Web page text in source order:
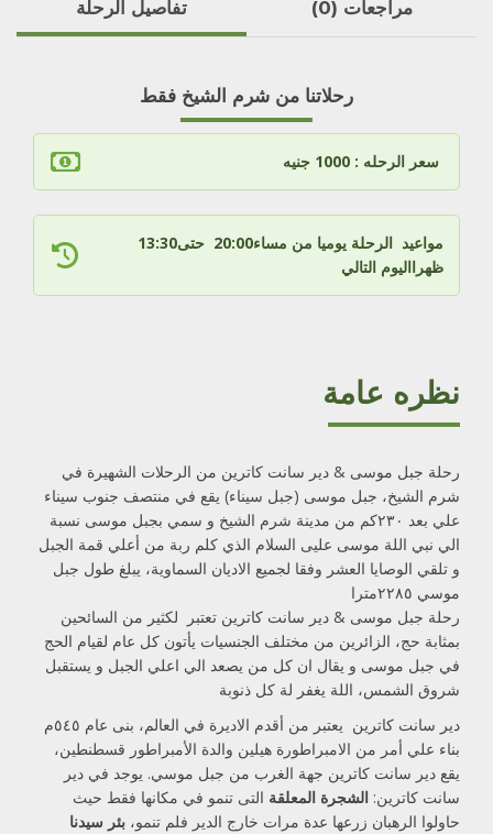
تفاصيل الرحلة مراجعات (0)
رحلاتنا من شرم الشيخ فقط
مواعيد الرحلة يوميا من مساء20:00 حتى13:30
ظهرااليوم التالي
نظره عامة
رحلة جبل موسى & دير سانت كاترين من الرحلات الشهيرة في
شرم الشيخ، جبل موسى (جبل سيناء) يقع في منتصف جنوب سيناء
علي بعد ٢٣٠كم من مدينة شرم الشيخ و سمي بجبل موسى نسبة
الي نبي اللة موسى عليى السلام الذي كلم ربة من أعلي قمة الجبل
و تلقي الوصايا العشر وفقا لجميع الاديان السماوية، يبلغ طول جبل
موسي ٢٢٨٥مترا
رحلة جبل موسى & دير سانت كاترين تعتبر لكثير من السائحين
بمثابة حج، الزائرين من مختلف الجنسيات يأتون كل عام لقيام الحج
في جبل موسى و يقال ان كل من يصعد الي اعلي الجبل و يستقبل
شروق الشمس، اللة يغفر لة كل ذنوبة
دير سانت كاترين يعتبر من أقدم الاديرة في العالم، بنى عام ٥٤٥م
بناء علي أمر من الامبراطورة هيلين والدة الأمبراطور قسطنطين،
يقع دير سانت كاترين جهة الغرب من جبل موسي. يوجد في دير
سانت كاترين: الشجرة المعلقة التى تنمو في مكانها فقط حيث
حاولوا الرهبان زرعها عدة مرات خارج الدير فلم تنمو، بئر سيدنا